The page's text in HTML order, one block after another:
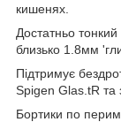
кишенях.
Достатньо
близько 1.8мм
Підтримує
Spigen Glas.tR та
Бортики по